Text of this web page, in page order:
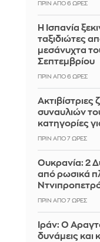
ΠΡΙΝ ΑΠΌ 6 ΏΡΕΣ
Η Ισπανία
ταξιδιώτες
μεσάνυχτα
Σεπτεμβρίου
ΠΡΙΝ ΑΠΌ 6 ΏΡΕΣ
συναυλιών
κατηγορίες
ΠΡΙΝ ΑΠΌ 7 ΏΡΕΣ
Ουκρανία: 2
από ρωσικά
ΠΡΙΝ ΑΠΌ 7 ΏΡΕΣ
Ιράν: Ο
δυνάμεις και